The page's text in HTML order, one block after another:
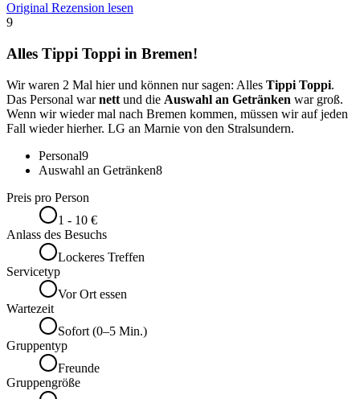
Original Rezension lesen
9
Alles Tippi Toppi in Bremen!
Wir waren 2 Mal hier und können nur sagen: Alles Tippi Toppi.
Das Personal warnett und die Auswahl an Getränken war groß.
Wenn wir wieder mal nach Bremen kommen, müssen wir auf jeden
Fall wieder hierher. LG an Marnie von den Stralsundern.
Personal9
Auswahl an Getränken8
Preis pro Person
1 - 10 €
Anlass des Besuchs
Lockeres Treffen
Servicetyp
Vor Ort essen
Wartezeit
Sofort (0–5 Min.)
Gruppentyp
Freunde
Gruppengröße